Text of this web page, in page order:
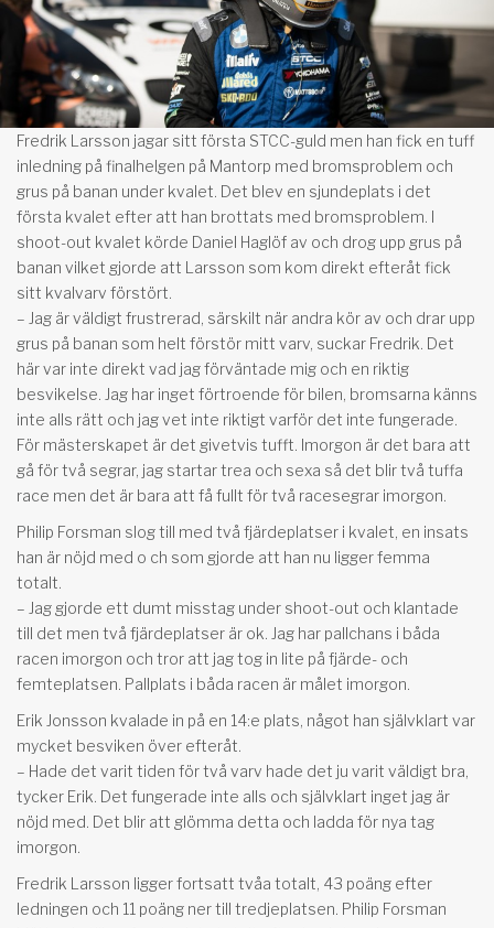
Fredrik Larsson jagar sitt första STCC-guld men han fick en tuff
inledning på finalhelgen på Mantorp med bromsproblem och
grus på banan under kvalet. Det blev en sjundeplats i det
första kvalet efter att han brottats med bromsproblem. I
shoot-out kvalet körde Daniel Haglöf av och drog upp grus på
banan vilket gjorde att Larsson som kom direkt efteråt fick
sitt kvalvarv förstört.
– Jag är väldigt frustrerad, särskilt när andra kör av och drar upp
grus på banan som helt förstör mitt varv, suckar Fredrik. Det
här var inte direkt vad jag förväntade mig och en riktig
besvikelse. Jag har inget förtroende för bilen, bromsarna känns
inte alls rätt och jag vet inte riktigt varför det inte fungerade.
För mästerskapet är det givetvis tufft. Imorgon är det bara att
gå för två segrar, jag startar trea och sexa så det blir två tuffa
race men det är bara att få fullt för två racesegrar imorgon.
Philip Forsman slog till med två fjärdeplatser i kvalet, en insats
han är nöjd med o ch som gjorde att han nu ligger femma
totalt.
– Jag gjorde ett dumt misstag under shoot-out och klantade
till det men två fjärdeplatser är ok. Jag har pallchans i båda
racen imorgon och tror att jag tog in lite på fjärde- och
femteplatsen. Pallplats i båda racen är målet imorgon.
Erik Jonsson kvalade in på en 14:e plats, något han självklart var
mycket besviken över efteråt.
– Hade det varit tiden för två varv hade det ju varit väldigt bra,
tycker Erik. Det fungerade inte alls och självklart inget jag är
nöjd med. Det blir att glömma detta och ladda för nya tag
imorgon.
Fredrik Larsson ligger fortsatt tvåa totalt, 43 poäng efter
ledningen och 11 poäng ner till tredjeplatsen. Philip Forsman